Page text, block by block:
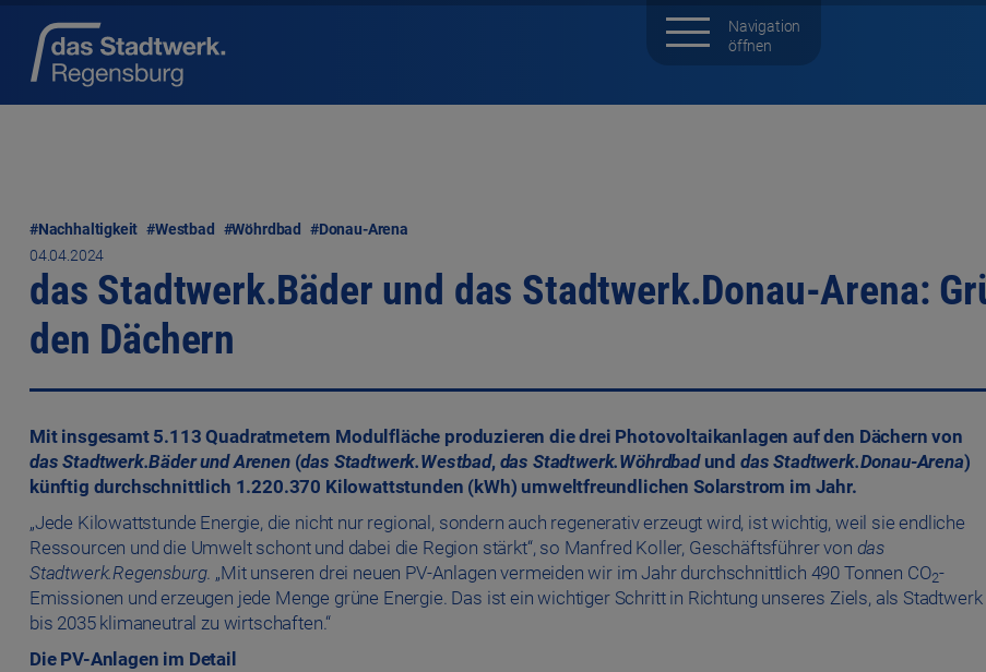
#Nachhaltigkeit #Westbad #Wöhrdbad
#Donau-Arena
04.04.2024
das Stadtwerk.Bäder und das Stadtwerk.Donau-Arena:
den Dächern
Mit insgesamt 5.113 Quadratmetern Modulfläche produzieren die drei Photovoltaikanlagen auf den Dächern von
das Stadtwerk.Bäder und Arenen(das Stadtwerk.Westbad, das Stadtwerk.Wöhrdbadund das Stadtwerk.Donau-Arena)
künftig durchschnittlich 1.220.370 Kilowattstunden (kWh) umweltfreundlichen Solarstrom im Jahr.
„Jede Kilowattstunde Energie, die nicht nur regional, sondern auch regenerativ erzeugt wird, ist wichtig, weil sie endliche
Ressourcen und die Umwelt schont und dabei die Region stärkt“, so Manfred Koller, Geschäftsführer von das
Stadtwerk.Regensburg. „Mit unseren drei neuen PV-Anlagen vermeiden wir im Jahr durchschnittlich 490 Tonnen CO2-
Emissionen und erzeugen jede Menge grüne Energie. Das ist ein wichtiger Schritt in Richtung unseres Ziels, als Stadtwerk
bis 2035 klimaneutral zu wirtschaften.“
Die PV-Anlagen im Detail